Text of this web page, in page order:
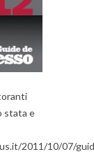
stata e
2011/10/07/